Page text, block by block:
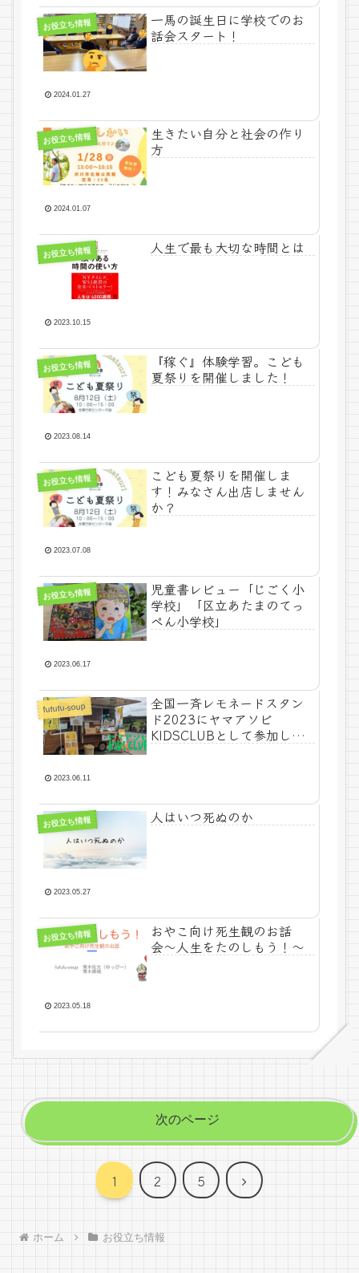
お役立ち情報
一馬の誕生日に学校でのお
話会スタート！
2024.01.27
お役立ち情報
生きたい自分と社会の作り
方
2024.01.07
お役立ち情報 人生で最も大切な時間とは
2023.10.15
お役立ち情報
『稼ぐ』体験学習。こども
夏祭りを開催しました！
2023.08.14
お役立ち情報
こども夏祭りを開催しま
す！みなさん出店しません
か？
2023.07.08
お役立ち情報
児童書レビュー「じごく小
学校」「区立あたまのてっ
ぺん小学校」
2023.06.17
fufufu-soup
全国一斉レモネードスタン
ド2023にヤマアソビ
KIDSCLUBとして参加しま
2023.06.11
お役立ち情報 人はいつ死ぬのか
2023.05.27
お役立ち情報
おやこ向け死生観のお話
会〜人生をたのしもう！〜
2023.05.18
次のページ
1 2 5
次
ホーム お役立ち情報